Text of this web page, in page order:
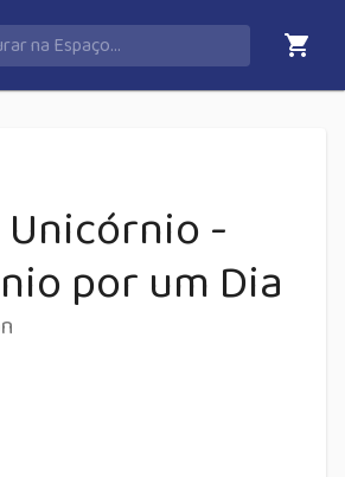
Unicórnio -
por um Dia